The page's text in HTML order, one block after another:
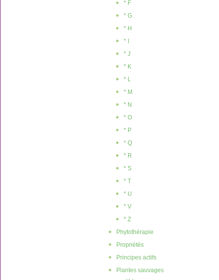
* F
* G
* H
* I
* J
* K
* L
* M
* N
* O
* P
* Q
* R
* S
* T
* U
* V
* Z
Phytothérapie
Propriétés
Principes actifs
Plantes sauvages